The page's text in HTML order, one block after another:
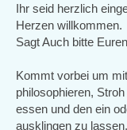
Ihr seid herzlich
Herzen willkommen.
Sagt Auch bitte
Kommt vorbei um
philosophieren,
essen und den ein
ausklingen zu lassen.